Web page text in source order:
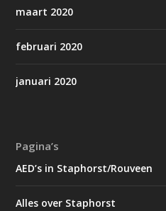
maart 2020
februari 2020
januari 2020
Pagina’s
AED’s in Staphorst/Rouveen
Alles over Staphorst